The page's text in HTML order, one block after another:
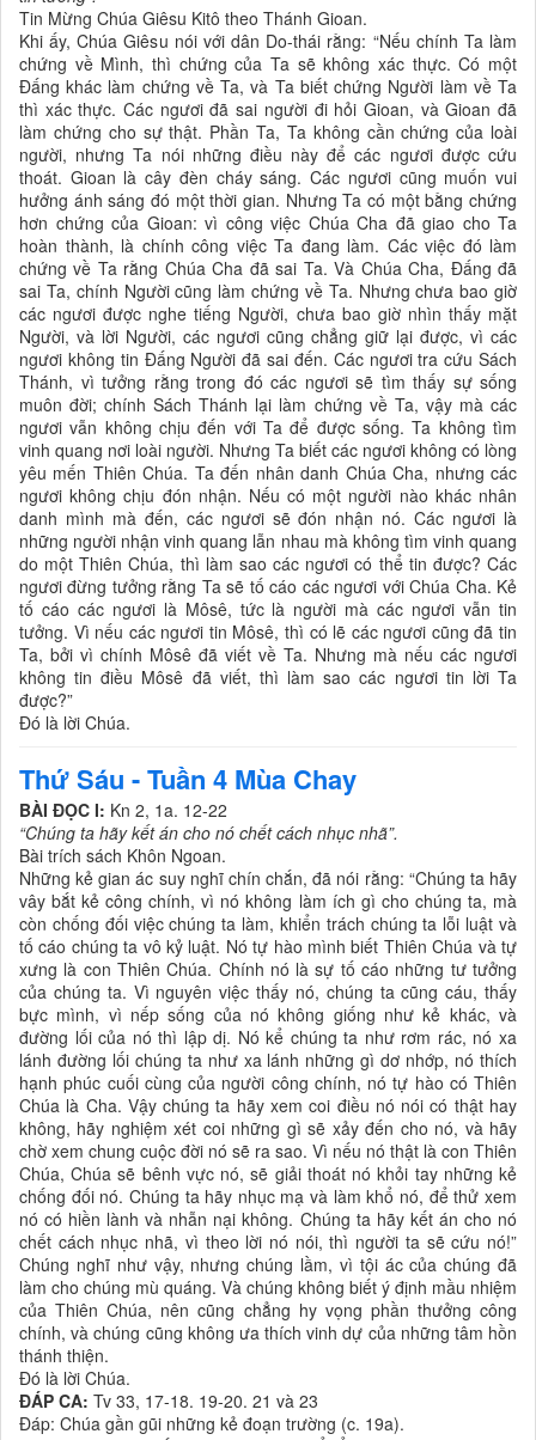
Tin Mừng Chúa Giêsu Kitô theo Thánh Gioan.
Khi ấy, Chúa Giêsu nói với dân Do-thái rằng: “Nếu chính Ta làm
chứng về Mình, thì chứng của Ta sẽ không xác thực. Có một
Ðấng khác làm chứng về Ta, và Ta biết chứng Người làm về Ta
thì xác thực. Các ngươi đã sai người đi hỏi Gioan, và Gioan đã
làm chứng cho sự thật. Phần Ta, Ta không cần chứng của loài
người, nhưng Ta nói những điều này để các ngươi được cứu
thoát. Gioan là cây đèn cháy sáng. Các ngươi cũng muốn vui
hưởng ánh sáng đó một thời gian. Nhưng Ta có một bằng chứng
hơn chứng của Gioan: vì công việc Chúa Cha đã giao cho Ta
hoàn thành, là chính công việc Ta đang làm. Các việc đó làm
chứng về Ta rằng Chúa Cha đã sai Ta. Và Chúa Cha, Ðấng đã
sai Ta, chính Người cũng làm chứng về Ta. Nhưng chưa bao giờ
các ngươi được nghe tiếng Người, chưa bao giờ nhìn thấy mặt
Người, và lời Người, các ngươi cũng chẳng giữ lại được, vì các
ngươi không tin Ðấng Người đã sai đến. Các ngươi tra cứu Sách
Thánh, vì tưởng rằng trong đó các ngươi sẽ tìm thấy sự sống
muôn đời; chính Sách Thánh lại làm chứng về Ta, vậy mà các
ngươi vẫn không chịu đến với Ta để được sống. Ta không tìm
vinh quang nơi loài người. Nhưng Ta biết các ngươi không có lòng
yêu mến Thiên Chúa. Ta đến nhân danh Chúa Cha, nhưng các
ngươi không chịu đón nhận. Nếu có một người nào khác nhân
danh mình mà đến, các ngươi sẽ đón nhận nó. Các ngươi là
những người nhận vinh quang lẫn nhau mà không tìm vinh quang
do một Thiên Chúa, thì làm sao các ngươi có thể tin được? Các
ngươi đừng tưởng rằng Ta sẽ tố cáo các ngươi với Chúa Cha. Kẻ
tố cáo các ngươi là Môsê, tức là người mà các ngươi vẫn tin
tưởng. Vì nếu các ngươi tin Môsê, thì có lẽ các ngươi cũng đã tin
Ta, bởi vì chính Môsê đã viết về Ta. Nhưng mà nếu các ngươi
không tin điều Môsê đã viết, thì làm sao các ngươi tin lời Ta
được?”
Ðó là lời Chúa.
Thứ Sáu - Tuần 4 Mùa Chay
BÀI ĐỌC I: Kn 2, 1a. 12-22
“Chúng ta hãy kết án cho nó chết cách nhục nhã”.
Bài trích sách Khôn Ngoan.
Những kẻ gian ác suy nghĩ chín chắn, đã nói rằng: “Chúng ta hãy
vây bắt kẻ công chính, vì nó không làm ích gì cho chúng ta, mà
còn chống đối việc chúng ta làm, khiển trách chúng ta lỗi luật và
tố cáo chúng ta vô kỷ luật. Nó tự hào mình biết Thiên Chúa và tự
xưng là con Thiên Chúa. Chính nó là sự tố cáo những tư tưởng
của chúng ta. Vì nguyên việc thấy nó, chúng ta cũng cáu, thấy
bực mình, vì nếp sống của nó không giống như kẻ khác, và
đường lối của nó thì lập dị. Nó kể chúng ta như rơm rác, nó xa
lánh đường lối chúng ta như xa lánh những gì dơ nhớp, nó thích
hạnh phúc cuối cùng của người công chính, nó tự hào có Thiên
Chúa là Cha. Vậy chúng ta hãy xem coi điều nó nói có thật hay
không, hãy nghiệm xét coi những gì sẽ xảy đến cho nó, và hãy
chờ xem chung cuộc đời nó sẽ ra sao. Vì nếu nó thật là con Thiên
Chúa, Chúa sẽ bênh vực nó, sẽ giải thoát nó khỏi tay những kẻ
chống đối nó. Chúng ta hãy nhục mạ và làm khổ nó, để thử xem
nó có hiền lành và nhẫn nại không. Chúng ta hãy kết án cho nó
chết cách nhục nhã, vì theo lời nó nói, thì người ta sẽ cứu nó!”
Chúng nghĩ như vậy, nhưng chúng lầm, vì tội ác của chúng đã
làm cho chúng mù quáng. Và chúng không biết ý định mầu nhiệm
của Thiên Chúa, nên cũng chẳng hy vọng phần thưởng công
chính, và chúng cũng không ưa thích vinh dự của những tâm hồn
thánh thiện.
Ðó là lời Chúa.
ĐÁP CA: Tv 33, 17-18. 19-20. 21 và 23
Ðáp: Chúa gần gũi những kẻ đoạn trường (c. 19a).